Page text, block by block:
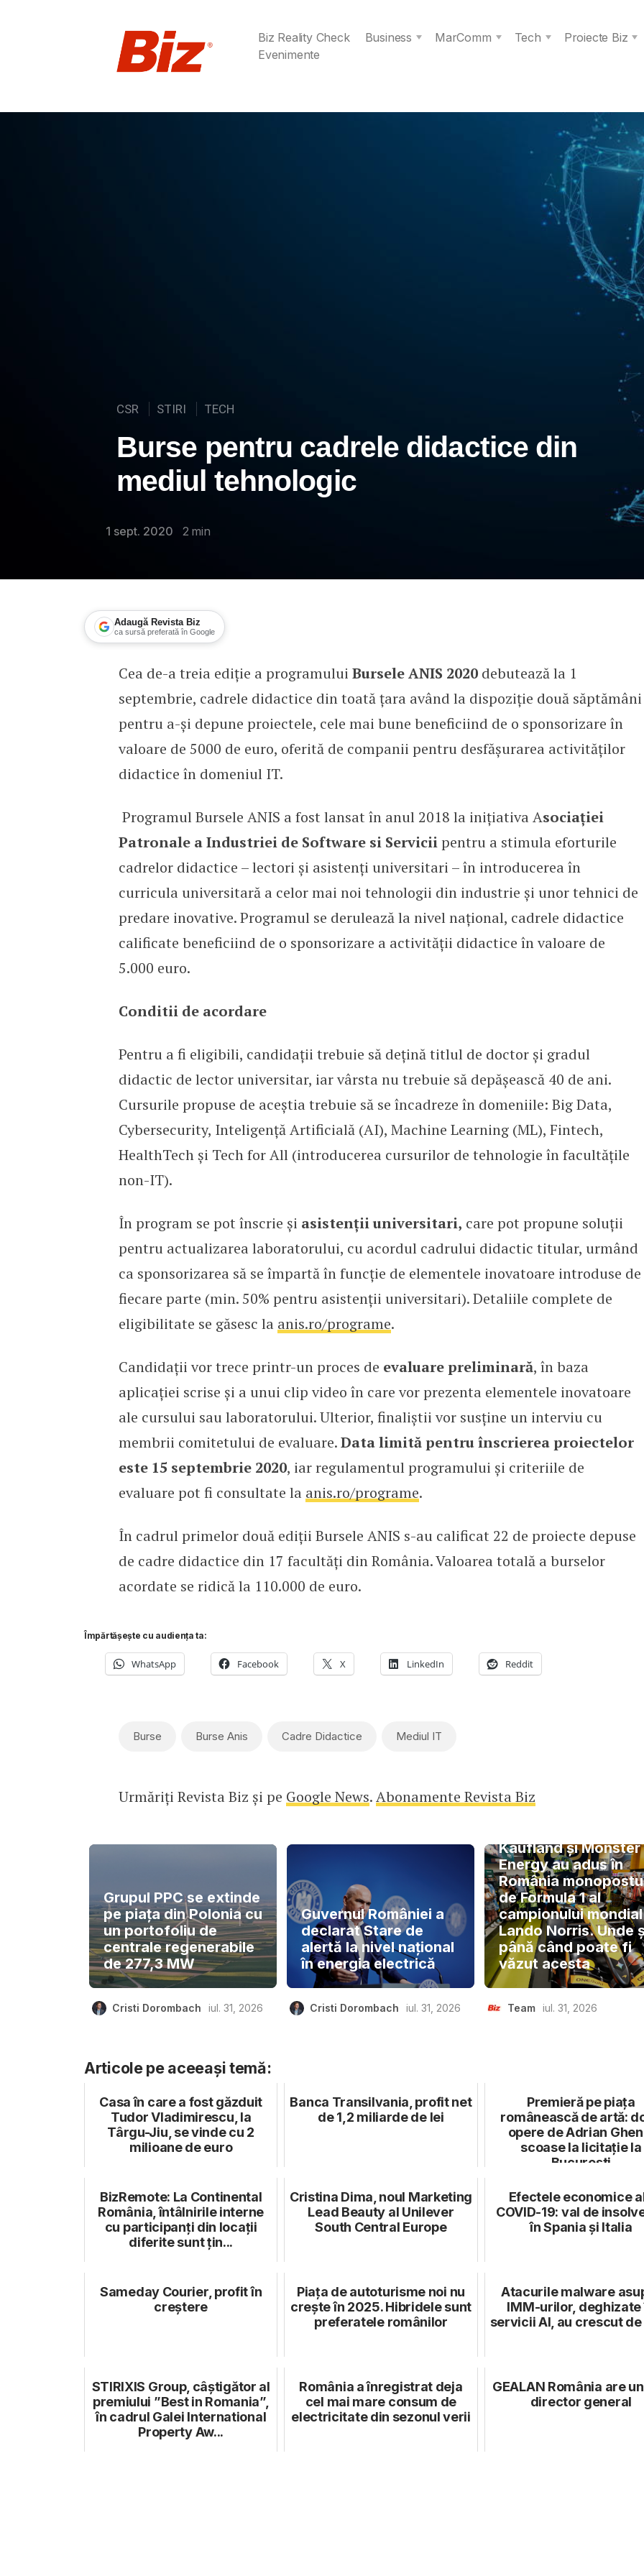
Biz Reality Check Business MarComm Tech
Proiecte Biz
Evenimente
CSR STIRI TECH
Burse pentru cadrele didactice din
mediul tehnologic
1 sept. 2020 2 min
Adaugă Revista Biz
ca sursă preferată în Google
Burse pentru cadrele didactice din mediul tehnologic
Cea de-a treia ediție a programului Bursele ANIS 2020debutează la 1
septembrie, cadrele didactice din toată țara având la dispoziție două săptămâni
pentru a-și depune proiectele, cele mai bune beneficiind de o sponsorizare în
valoare de 5000 de euro, oferită de companii pentru desfășurarea activităților
didactice în domeniul IT.
Programul Bursele ANIS a fost lansat în anul 2018 la inițiativa Asociaţiei
Patronale a Industriei de Software si Serviciipentru a stimula eforturile
cadrelor didactice – lectori și asistenți universitari – în introducerea în
curricula universitară a celor mai noi tehnologii din industrie și unor tehnici de
predare inovative. Programul se derulează la nivel național, cadrele didactice
calificate beneficiind de o sponsorizare a activității didactice în valoare de
5.000 euro.
Conditii de acordare
Pentru a fi eligibili, candidații trebuie să dețină titlul de doctor și gradul
didactic de lector universitar, iar vârsta nu trebuie să depășească 40 de ani.
Cursurile propuse de aceștia trebuie să se încadreze în domeniile: Big Data,
Cybersecurity, Inteligență Artificială (AI), Machine Learning (ML), Fintech,
HealthTech și Tech for All (introducerea cursurilor de tehnologie în facultățile
non-IT).
În program se pot înscrie și asistenții universitari, care pot propune soluții
pentru actualizarea laboratorului, cu acordul cadrului didactic titular, urmând
ca sponsorizarea să se împartă în funcție de elementele inovatoare introduse de
fiecare parte (min. 50% pentru asistenții universitari). Detaliile complete de
eligibilitate se găsesc la anis.ro/programe.
Candidații vor trece printr-un proces de evaluare preliminară, în baza
aplicației scrise și a unui clip video în care vor prezenta elementele inovatoare
ale cursului sau laboratorului. Ulterior, finaliștii vor susține un interviu cu
membrii comitetului de evaluare.Data limită pentru înscrierea proiectelor
este 15 septembrie 2020, iar regulamentul programului și criteriile de
evaluare pot fi consultate la anis.ro/programe.
În cadrul primelor două ediții Bursele ANIS s-au calificat 22 de proiecte depuse
de cadre didactice din 17 facultăți din România. Valoarea totală a burselor
acordate se ridică la 110.000 de euro.
Împărtășește cu audiența ta:
WhatsApp Facebook X LinkedIn Reddit
Burse Burse Anis Cadre Didactice Mediul IT
Urmăriți Revista Biz și pe Google News.Abonamente Revista Biz
Grupul PPC se extinde
pe piața din Polonia cu
un portofoliu de
centrale regenerabile
de 277,3 MW
Cristi Dorombach iul. 31, 2026
Guvernul României a
declarat Stare de
alertă la nivel național
în energia electrică
Cristi Dorombach iul. 31, 2026
Kaufland și Monster
Energy au adus în
România
de Formula 1 al
campionului mondial
Lando Norris. Unde
până când poate fi
văzut acesta
Team iul. 31, 2026
Articole pe aceeași temă:
Casa în care a fost găzduit
Tudor Vladimirescu, la
Târgu-Jiu, se vinde cu 2
milioane de euro
Banca Transilvania, profit net
de 1,2 miliarde de lei
Premieră pe piața
românească de artă:
opere de Adrian
scoase la licitație la
București
BizRemote: La Continental
România, întâlnirile interne
cu participanți din locații
diferite sunt țin...
Cristina Dima, noul Marketing
Lead Beauty al Unilever
South Central Europe
Efectele economice
COVID-19: val de
în Spania și Italia
Sameday Courier‚ profit în
creștere
Piața de autoturisme noi nu
crește în 2025. Hibridele sunt
preferatele românilor
Atacurile malware
IMM-urilor, deghizate
servicii AI, au crescut
STIRIXIS Group, câștigător al
premiului ”Best in Romania”,
în cadrul Galei International
Property Aw...
România a înregistrat deja
cel mai mare consum de
electricitate din sezonul verii
GEALAN România are
director general